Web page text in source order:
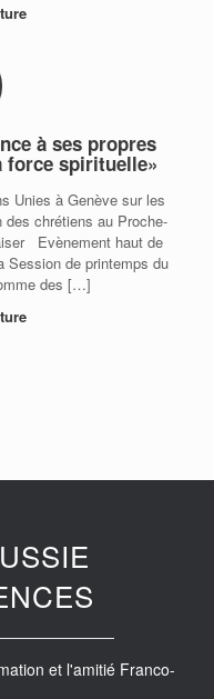
à ses propres
force spirituelle»
Unies à Genève sur les
chrétiens au Proche-
Evènement haut de
Session de printemps du
des […]
et l'amitié Franco-